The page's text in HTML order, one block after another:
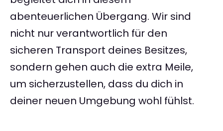
abenteuerlichen Übergang. Wir sind
nicht nur verantwortlich für den
sicheren Transport deines Besitzes,
sondern gehen auch die extra Meile,
um sicherzustellen, dass du dich in
deiner neuen Umgebung wohl fühlst.